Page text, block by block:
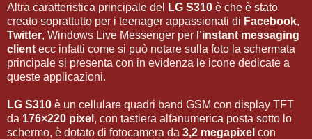
Altra caratteristica principale del LG S310 è che è stato
creato soprattutto per i teenager appassionati di Facebook,
Twitter, Windows Live Messenger per l’instant messaging
client ecc infatti come si può notare sulla foto la schermata
principale si presenta con in evidenza le icone dedicate a
queste applicazioni.
LG S310 è un cellulare quadri band GSM con display TFT
da 176×220 pixel , con tastiera alfanumerica posta sotto lo
schermo, è dotato di fotocamera da 3,2 megapixel con